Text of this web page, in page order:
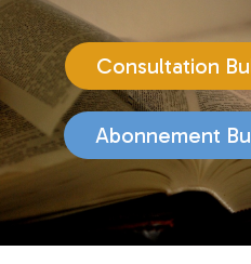
Consultation
Abonnement